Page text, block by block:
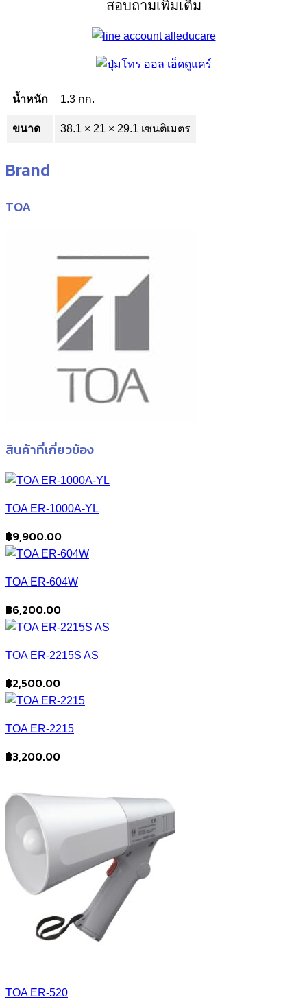
สอบถามเพิ่มเติม
น้ำหนัก 1.3 กก.
ขนาด 38.1 × 21 × 29.1 เซนติเมตร
Brand
TOA
สินค้าที่เกี่ยวข้อง
TOA ER-1000A-YL
฿9,900.00
TOA ER-604W
฿6,200.00
TOA ER-2215S AS
฿2,500.00
TOA ER-2215
฿3,200.00
TOA ER-520